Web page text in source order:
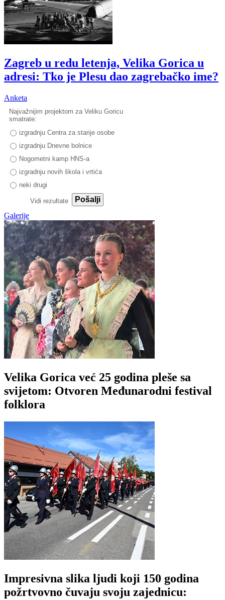
Zagreb u redu letenja, Velika Gorica u
adresi: Tko je Plesu dao zagrebačko ime?
Anketa
Najvažnijim projektom za Veliku Goricu
smatrate:
izgradnju Centra za starije osobe
izgradnju Dnevne bolnice
Nogometni kamp HNS-a
izgradnju novih škola i vrtića
neki drugi
Vidi rezultate
Pošalji
Galerije
Velika Gorica već 25 godina pleše sa
svijetom: Otvoren Međunarodni festival
folklora
Impresivna slika ljudi koji 150 godina
požrtvovno čuvaju svoju zajednicu: